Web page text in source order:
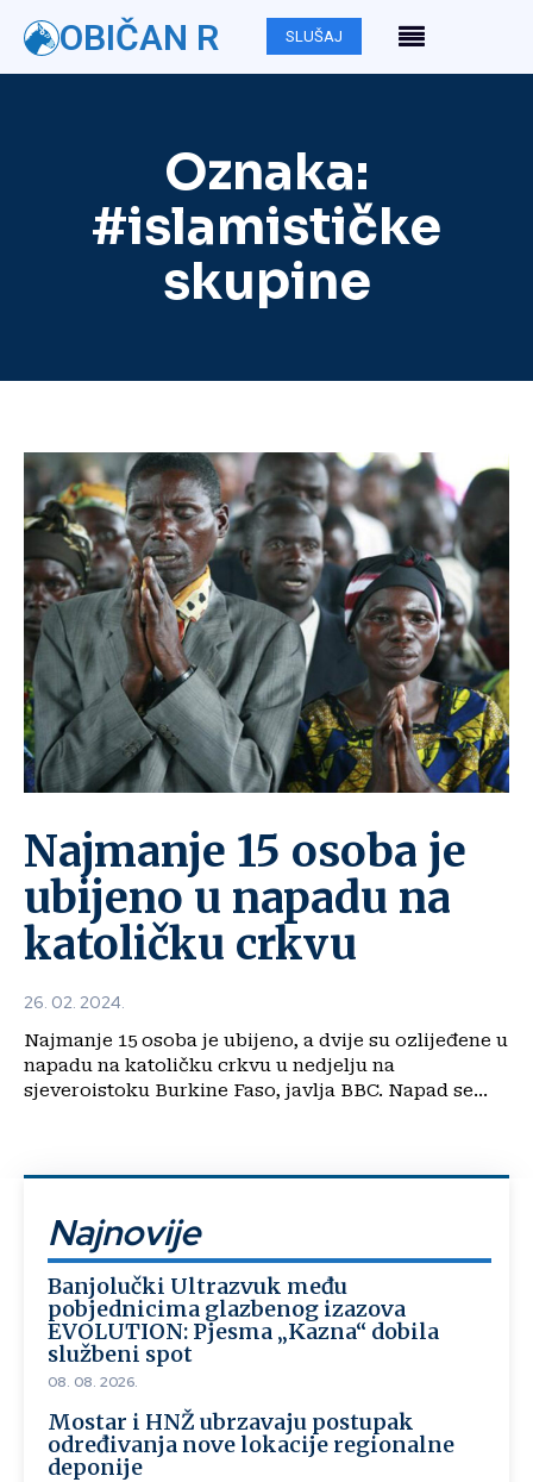
OBIČAN R SLUŠAJ
Oznaka:
#islamističke
skupine
Najmanje 15 osoba je
ubijeno u napadu na
katoličku crkvu
26. 02. 2024.
Najmanje 15 osoba je ubijeno, a dvije su ozlijeđene u
napadu na katoličku crkvu u nedjelju na
sjeveroistoku Burkine Faso, javlja BBC. Napad se...
Najnovije
Banjolučki Ultrazvuk među
pobjednicima glazbenog izazova
EVOLUTION: Pjesma „Kazna“ dobila
službeni spot
08. 08. 2026.
Mostar i HNŽ ubrzavaju postupak
određivanja nove lokacije regionalne
deponije